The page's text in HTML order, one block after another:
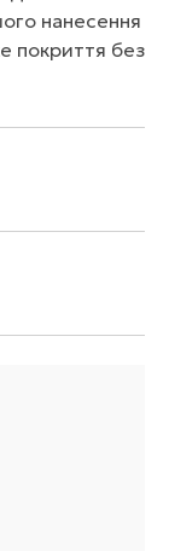
нанесення
покриття без